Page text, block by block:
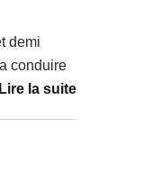
demi
conduire
je suis
!!).